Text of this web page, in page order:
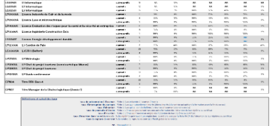
Enseignement à distance
Validation des Acquis de
l'Expérience (VAE)
Validation des études
supérieures (VES)